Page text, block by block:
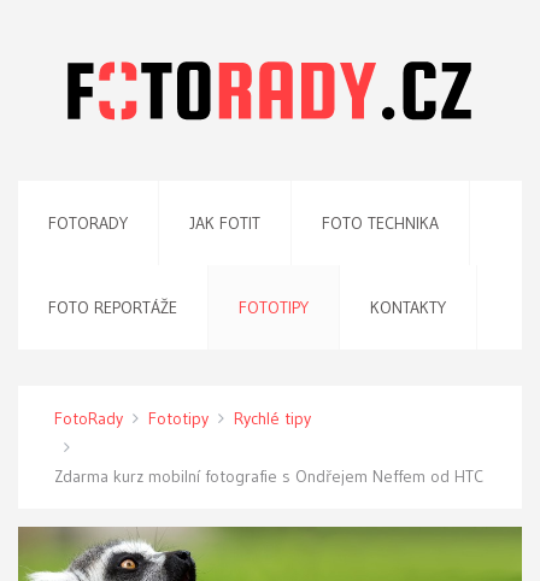
FOTORADY JAK FOTIT FOTO TECHNIKA
FOTO REPORTÁŽE FOTOTIPY KONTAKTY
FotoRady Fototipy Rychlé tipy
Zdarma kurz mobilní fotografie s Ondřejem Neffem od HTC